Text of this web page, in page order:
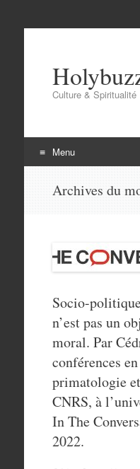
Culture & Spiritualité
Menu
Archives du
Socio-
n’est pas un
moral. Par
conférences
primatologie
CNRS, à
In The
2022.